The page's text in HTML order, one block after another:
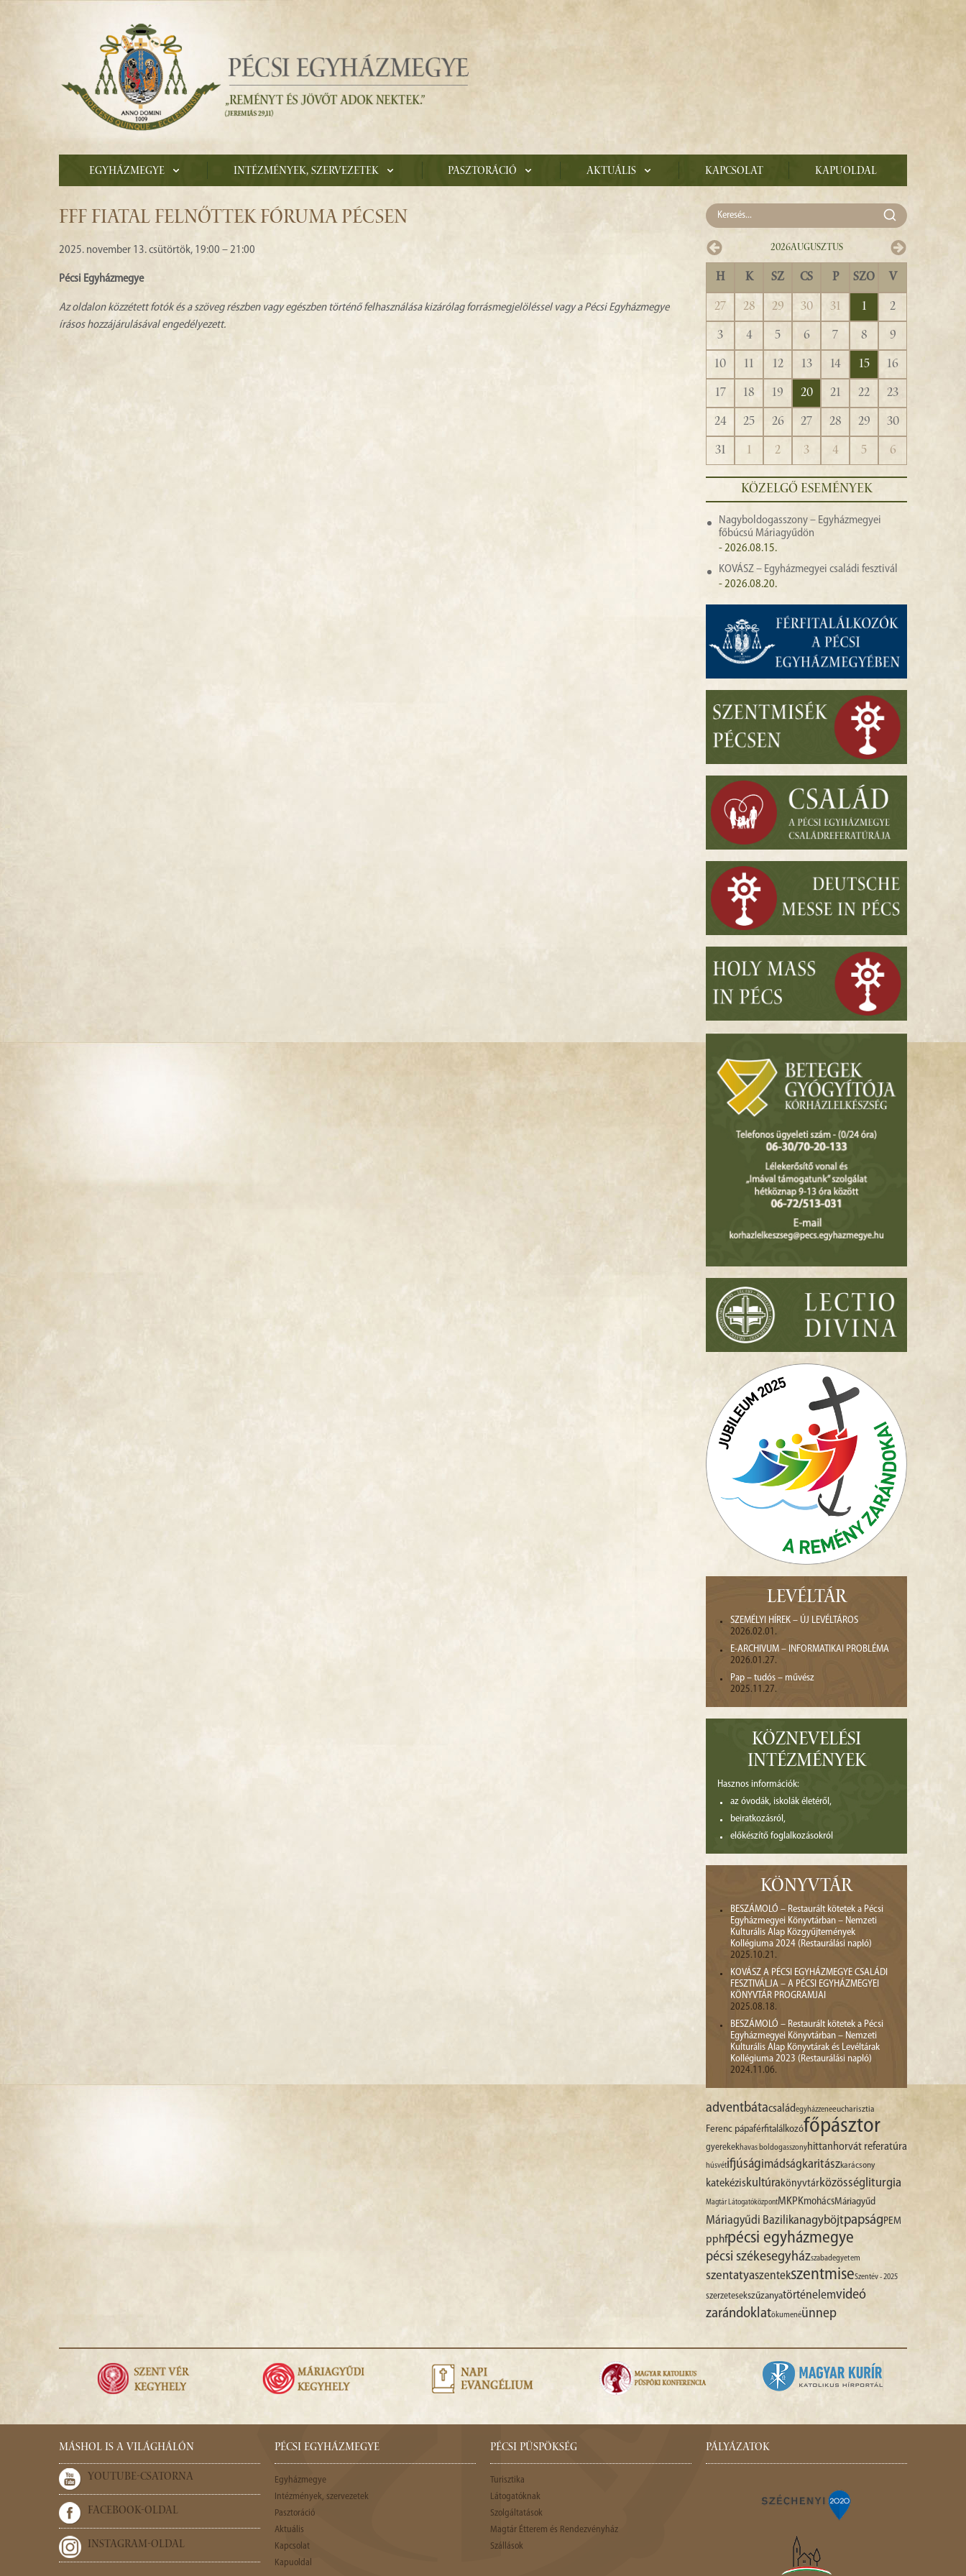
Egyházmegye Intézmények, szervezetek Pasztoráció Aktuális Kapcsolat Kapuoldal
FFF FIATAL FELNŐTTEK FÓRUMA PÉCSEN
2025. november 13. csütörtök, 19:00 – 21:00
Pécsi Egyházmegye
Az oldalon közzétett fotók és a szöveg részben vagy egészben történő felhasználása kizárólag forrásmegjelöléssel vagy a Pécsi Egyházmegye
írásos hozzájárulásával engedélyezett.
2026Augusztus
H K SZ CS P SZO V
27 28 29 30 31 1
2
3
4 5 6 7 8
9
10
11 12 13 14 15
16
17
18 19 20 21 22
23
24
25 26 27 28 29
30
31
1 2 3 4 5 6
KÖZELGŐ ESEMÉNYEK
Nagyboldogasszony – Egyházmegyei
főbúcsú Máriagyűdön
- 2026.08.15.
KOVÁSZ – Egyházmegyei családi fesztivál
- 2026.08.20.
LEVÉLTÁR
SZEMÉLYI HÍREK – ÚJ LEVÉLTÁROS
2026.02.01.
E-ARCHIVUM – INFORMATIKAI PROBLÉMA
2026.01.27.
Pap – tudós – művész
2025.11.27.
KÖZNEVELÉSI
INTÉZMÉNYEK
Hasznos információk:
az óvodák, iskolák életéről,
beiratkozásról,
előkészítő foglalkozásokról
KÖNYVTÁR
BESZÁMOLÓ – Restaurált kötetek a Pécsi
Egyházmegyei Könyvtárban – Nemzeti
Kulturális Alap Közgyűjtemények
Kollégiuma 2024 (Restaurálási napló)
2025.10.21.
KOVÁSZ A PÉCSI EGYHÁZMEGYE CSALÁDI
FESZTIVÁLJA – A PÉCSI EGYHÁZMEGYEI
KÖNYVTÁR PROGRAMJAI
2025.08.18.
BESZÁMOLÓ – Restaurált kötetek a Pécsi
Egyházmegyei Könyvtárban – Nemzeti
Kulturális Alap Könyvtárak és Levéltárak
Kollégiuma 2023 (Restaurálási napló)
2024.11.06.
adventbátacsaládegyházzeneeucharisztia
Ferenc pápaférfitalálkozófőpásztor
gyerekekhavas boldogasszonyhittanhorvát referatúra
húsvétifjúságimádságkaritászkarácsony
katekéziskultúra könyvtárközösségliturgia
Magtár LátogatóközpontMKPKmohácsMáriagyűd
Máriagyűdi Bazilikanagyböjtpapság PEM
pphfpécsi egyházmegye
pécsi székesegyházszabadegyetem
szentatyaszentekszentmiseSzentév - 2025
szerzetesekszűzanyatörténelemvideó
zarándoklatökumenéünnep
MÁSHOL IS A VILÁGHÁLÓN
YOUTUBE-CSATORNA
FACEBOOK-OLDAL
INSTAGRAM-OLDAL
PÉCSI EGYHÁZMEGYE
Egyházmegye
Intézmények, szervezetek
Pasztoráció
Aktuális
Kapcsolat
Kapuoldal
PÉCSI PÜSPÖKSÉG
Turisztika
Látogatóknak
Szolgáltatások
Magtár Étterem és Rendezvényház
Szállások
PÁLYÁZATOK